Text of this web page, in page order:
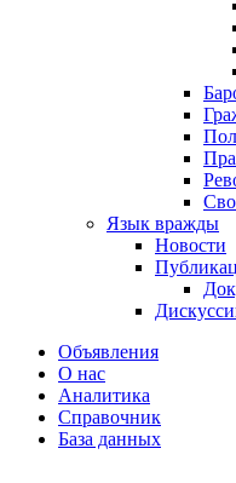
Язык вражды
Новости
Объявления
О нас
Аналитика
Справочник
База данных